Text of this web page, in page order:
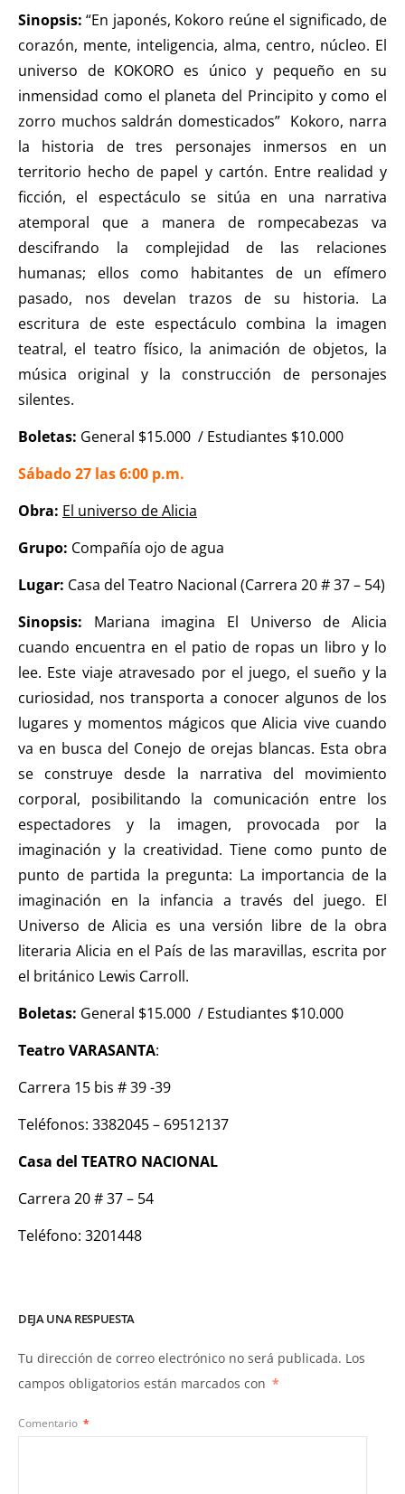
Sinopsis: “En japonés, Kokoro reúne el significado, de
corazón, mente, inteligencia, alma, centro, núcleo. El
universo de KOKORO es único y pequeño en su
inmensidad como el planeta del Principito y como el
zorro muchos saldrán domesticados” Kokoro, narra
la historia de tres personajes inmersos en un
territorio hecho de papel y cartón. Entre realidad y
ficción, el espectáculo se sitúa en una narrativa
atemporal que a manera de rompecabezas va
descifrando la complejidad de las relaciones
humanas; ellos como habitantes de un efímero
pasado, nos develan trazos de su historia. La
escritura de este espectáculo combina la imagen
teatral, el teatro físico, la animación de objetos, la
música original y la construcción de personajes
silentes.
Boletas: General $15.000 / Estudiantes $10.000
Sábado 27 las 6:00 p.m.
Obra: El universo de Alicia
Grupo: Compañía ojo de agua
Lugar: Casa del Teatro Nacional (Carrera 20 # 37 – 54)
Sinopsis: Mariana imagina El Universo de Alicia
cuando encuentra en el patio de ropas un libro y lo
lee. Este viaje atravesado por el juego, el sueño y la
curiosidad, nos transporta a conocer algunos de los
lugares y momentos mágicos que Alicia vive cuando
va en busca del Conejo de orejas blancas. Esta obra
se construye desde la narrativa del movimiento
corporal, posibilitando la comunicación entre los
espectadores y la imagen, provocada por la
imaginación y la creatividad. Tiene como punto de
punto de partida la pregunta: La importancia de la
imaginación en la infancia a través del juego. El
Universo de Alicia es una versión libre de la obra
literaria Alicia en el País de las maravillas, escrita por
el británico Lewis Carroll.
Boletas: General $15.000 / Estudiantes $10.000
Teatro VARASANTA:
Carrera 15 bis # 39 -39
Teléfonos: 3382045 – 69512137
Casa del TEATRO NACIONAL
Carrera 20 # 37 – 54
Teléfono: 3201448
DEJA UNA RESPUESTA
Tu dirección de correo electrónico no será publicada. Los
campos obligatorios están marcados con *
Comentario *